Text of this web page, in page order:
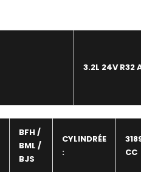
3.2L 24V R32
BFH /
BML /
BJS
CYLINDRÉE
:
CC